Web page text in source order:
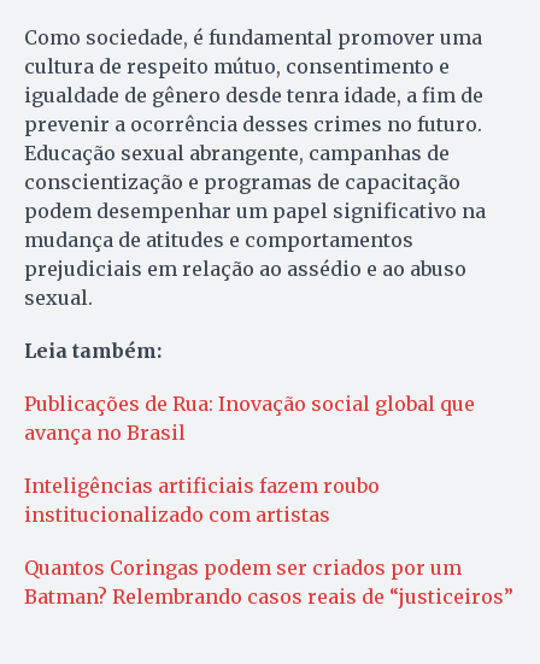
Como sociedade, é fundamental promover uma
cultura de respeito mútuo, consentimento e
igualdade de gênero desde tenra idade, a fim de
prevenir a ocorrência desses crimes no futuro.
Educação sexual abrangente, campanhas de
conscientização e programas de capacitação
podem desempenhar um papel significativo na
mudança de atitudes e comportamentos
prejudiciais em relação ao assédio e ao abuso
sexual.
Leia também:
Publicações de Rua: Inovação social global que
avança no Brasil
Inteligências artificiais fazem roubo
institucionalizado com artistas
Quantos Coringas podem ser criados por um
Batman? Relembrando casos reais de “justiceiros”